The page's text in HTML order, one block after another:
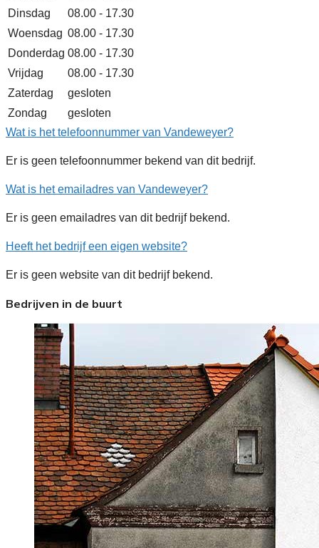
Dinsdag
08.00 - 17.30
Woensdag 08.00 - 17.30
Donderdag 08.00 - 17.30
Vrijdag
08.00 - 17.30
Zaterdag
gesloten
Zondag
gesloten
Wat is het telefoonnummer van Vandeweyer?
Er is geen telefoonnummer bekend van dit bedrijf.
Wat is het emailadres van Vandeweyer?
Er is geen emailadres van dit bedrijf bekend.
Heeft het bedrijf een eigen website?
Er is geen website van dit bedrijf bekend.
Bedrijven in de buurt